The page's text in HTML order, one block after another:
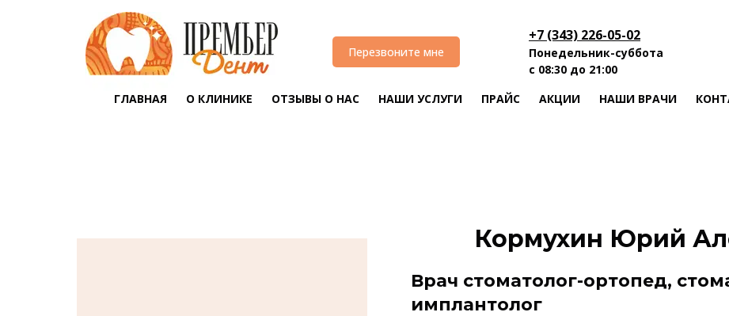
Перезвоните мне
+7 (343) 226-05-02
Понедельник-суббота
с 08:30 до 21:00
ГЛАВНАЯ О КЛИНИКЕ ОТЗЫВЫ О НАС НАШИ УСЛУГИ ПРАЙС АКЦИИ НАШИ ВРАЧИ
Кормухин Юрий
Врач стоматолог-ортопед,
имплантолог